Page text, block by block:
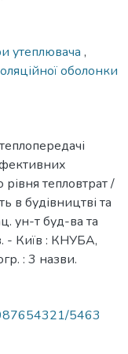
утеплювача ,
оболонки
тепловтрат /
в будівництві та
ун-т буд-ва та
- Київ : КНУБА,
: 3 назви.
5463